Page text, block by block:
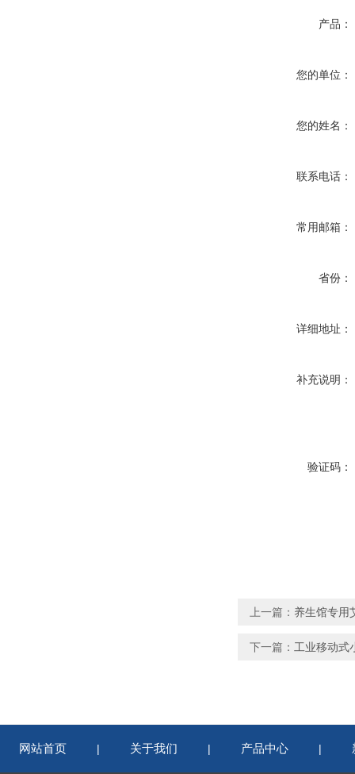
产品：
您的单位：
您的姓名：
联系电话：
常用邮箱：
省份：
详细地址：
补充说明：
验证码：
上一篇： 养生馆专用
下一篇： 工业移动式
网站首页 | 关于我们 | 产品中心 |